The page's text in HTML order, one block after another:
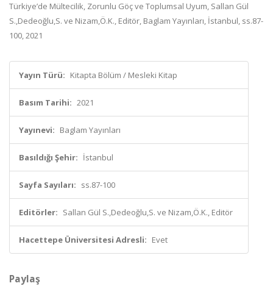
Türkiye’de Mültecilik, Zorunlu Göç ve Toplumsal Uyum, Sallan Gül
S.,Dedeoğlu,S. ve Nizam,Ö.K., Editör, Baglam Yayınları, İstanbul, ss.87-
100, 2021
Yayın Türü: Kitapta Bölüm / Mesleki Kitap
Basım Tarihi: 2021
Yayınevi: Baglam Yayınları
Basıldığı Şehir: İstanbul
Sayfa Sayıları: ss.87-100
Editörler: Sallan Gül S.,Dedeoğlu,S. ve Nizam,Ö.K., Editör
Hacettepe Üniversitesi Adresli: Evet
Paylaş